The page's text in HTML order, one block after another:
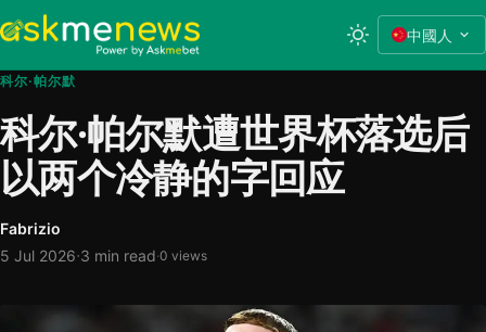
中國人
科尔·帕尔默
科尔·帕尔默遭世界杯落选后
以两个冷静的字回应
Fabrizio
5 Jul 2026·3 min read·0 views